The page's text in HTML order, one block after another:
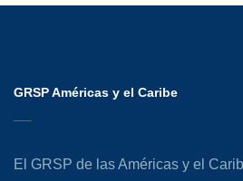
GRSP Américas y el Caribe
El GRSP de las Américas y el